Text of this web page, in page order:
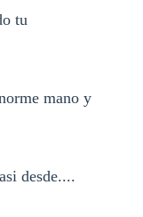
tu
mano y
desde....